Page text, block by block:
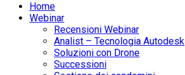
Home
Webinar
Recensioni Webinar
Analist – Tecnologia Autodesk
Soluzioni con Drone
Successioni